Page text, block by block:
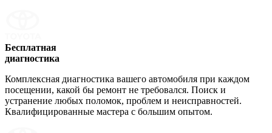
Бесплатная
диагностика
Комплексная диагностика вашего автомобиля при каждом
посещении, какой бы ремонт не требовался. Поиск и
устранение любых поломок, проблем и неисправностей.
Квалифицированные мастера с большим опытом.